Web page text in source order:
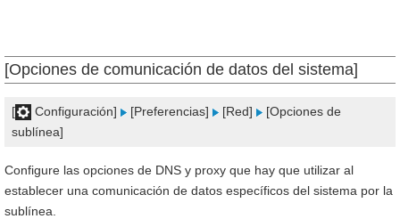
[Opciones de comunicación de datos del sistema]
[ Configuración] [Preferencias] [Red]
[Opciones de
sublínea]
Configure las opciones de DNS y proxy que hay que utilizar al
establecer una comunicación de datos específicos del sistema por la
sublínea.